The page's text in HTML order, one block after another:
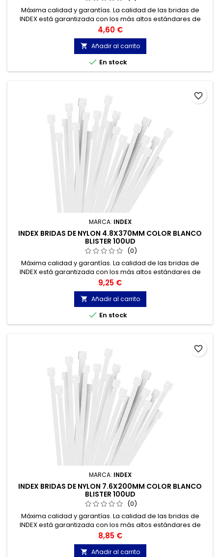
Máxima calidad y garantías. La calidad de las bridas de
INDEX está garantizada con los más altos estándares de
calidad, gracias a la certificación de acuerdo con la norma
UNE-EN 62275, que permite el marcado CE y con
homologación UL.
Precio
4,60 €
 Añadir al carrito
 En stock
MARCA: INDEX
INDEX BRIDAS DE NYLON 4.8X370MM COLOR BLANCO
BLISTER 100UD
(0)
Máxima calidad y garantías. La calidad de las bridas de
INDEX está garantizada con los más altos estándares de
calidad, gracias a la certificación de acuerdo con la norma
UNE-EN 62275, que permite el marcado CE y con
homologación UL.
Precio
9,25 €
 Añadir al carrito
 En stock
favorite_border
MARCA: INDEX
INDEX BRIDAS DE NYLON 7.6X200MM COLOR BLANCO
BLISTER 100UD
(0)
Máxima calidad y garantías. La calidad de las bridas de
INDEX está garantizada con los más altos estándares de
calidad, gracias a la certificación de acuerdo con la norma
UNE-EN 62275, que permite el marcado CE y con
homologación UL.
Precio
8,85 €
 Añadir al carrito
favorite_border